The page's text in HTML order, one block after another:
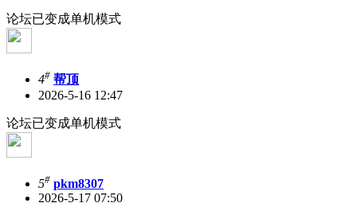
论坛已变成单机模式
4# 帮顶
2026-5-16 12:47
论坛已变成单机模式
5# pkm8307
2026-5-17 07:50